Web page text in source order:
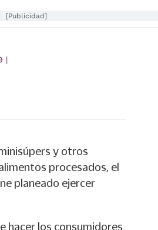
[Publicidad]
|
y otros
procesados, el
planeado ejercer
hacer los consumidores